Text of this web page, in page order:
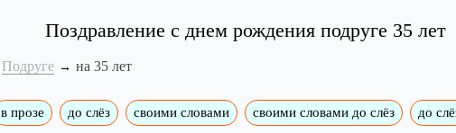
Поздравление с днем рождения подруге 35 лет
Подруге на 35 лет
в прозе до слёз своими словами своими словами до слёз до